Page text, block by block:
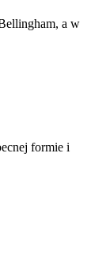
a w
formie i